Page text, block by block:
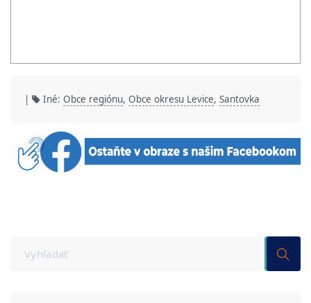
| Iné: Obce regiónu, Obce okresu Levice, Santovka